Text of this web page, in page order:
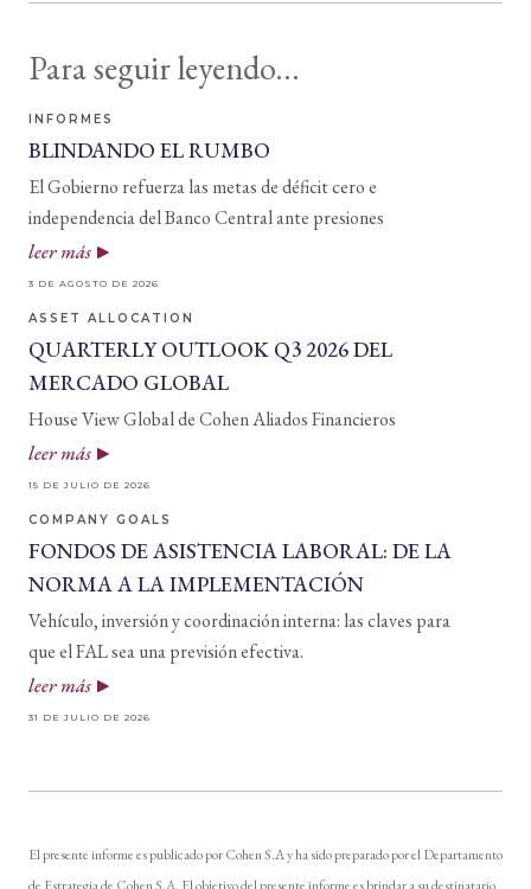
Para seguir leyendo...
INFORMES
BLINDANDO EL RUMBO
El Gobierno refuerza las metas de déficit cero e
independencia del Banco Central ante presiones
leer más
3 DE AGOSTO DE 2026
ASSET ALLOCATION
QUARTERLY OUTLOOK Q3 2026 DEL
MERCADO GLOBAL
House View Global de Cohen Aliados Financieros
leer más
15 DE JULIO DE 2026
COMPANY GOALS
FONDOS DE ASISTENCIA LABORAL: DE LA
NORMA A LA IMPLEMENTACIÓN
Vehículo, inversión y coordinación interna: las claves para
que el FAL sea una previsión efectiva.
leer más
31 DE JULIO DE 2026
El presente informe es publicado por Cohen S.A y ha sido preparado por el Departamento
de Estrategia de Cohen S.A. El objetivo del presente informe es brindar a su destinatario